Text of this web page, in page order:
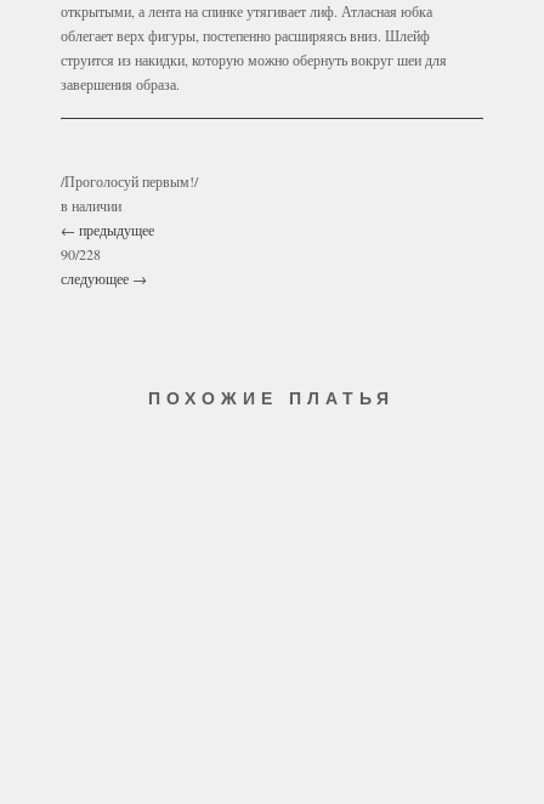
открытыми, а лента на спинке утягивает лиф. Атласная юбка
облегает верх фигуры, постепенно расширяясь вниз. Шлейф
струится из накидки, которую можно обернуть вокруг шеи для
завершения образа.
/Проголосуй первым!/
в наличии
← предыдущее
90/228
следующее →
ПОХОЖИЕ ПЛАТЬЯ